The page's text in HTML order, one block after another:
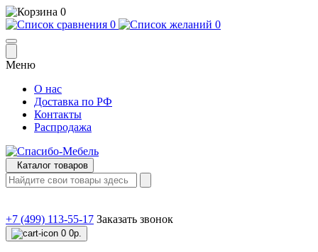
0
0
0
Меню
О нас
Доставка по РФ
Контакты
Распродажа
Каталог товаров
+7 (499) 113-55-17 Заказать звонок
0 0р.